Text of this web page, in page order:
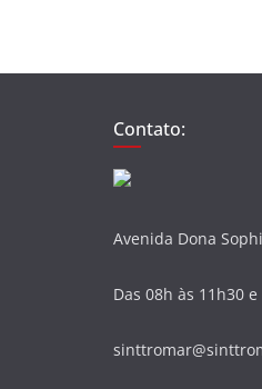
Contato:
Avenida Dona
Das 08h às 11h30